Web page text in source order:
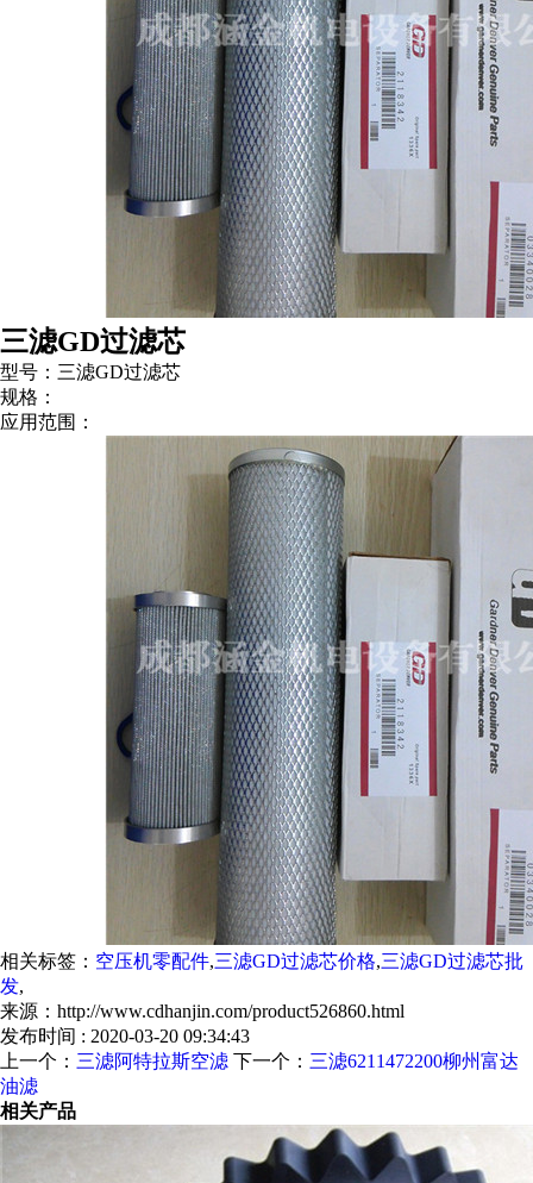
三滤GD过滤芯
型号：三滤GD过滤芯
规格：
应用范围：
相关标签： 空压机零配件,三滤GD过滤芯价格,三滤GD过滤芯批
发,
来源：http://www.cdhanjin.com/product526860.html
发布时间 : 2020-03-20 09:34:43
上一个： 三滤阿特拉斯空滤 下一个： 三滤6211472200柳州富达
油滤
相关产品